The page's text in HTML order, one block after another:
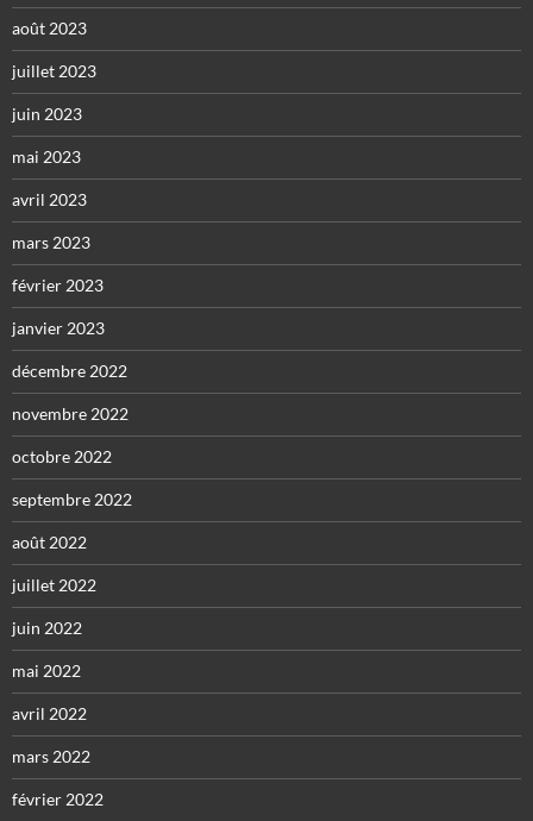
août 2023
juillet 2023
juin 2023
mai 2023
avril 2023
mars 2023
février 2023
janvier 2023
décembre 2022
novembre 2022
octobre 2022
septembre 2022
août 2022
juillet 2022
juin 2022
mai 2022
avril 2022
mars 2022
février 2022